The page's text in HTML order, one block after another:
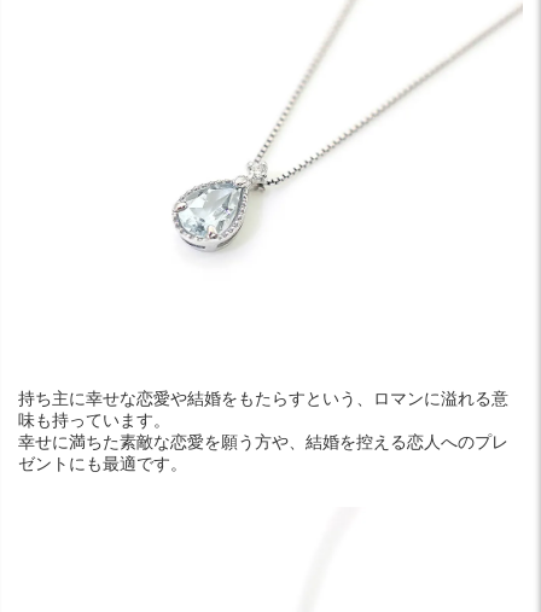
持ち主に幸せな恋愛や結婚をもたらすという、ロマンに溢れる意
味も持っています。
幸せに満ちた素敵な恋愛を願う方や、結婚を控える恋人へのプレ
ゼントにも最適です。